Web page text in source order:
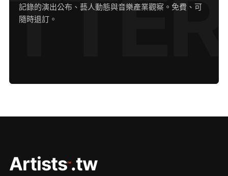
記錄的演出公布、藝人動態與音樂產業觀察。免費、可
隨時退訂。
Artists™.tw